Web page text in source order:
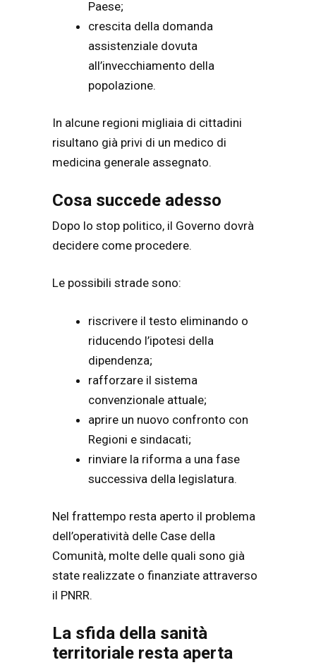
Paese;
crescita della domanda
assistenziale dovuta
all’invecchiamento della
popolazione.
In alcune regioni migliaia di cittadini
risultano già privi di un medico di
medicina generale assegnato.
Cosa succede adesso
Dopo lo stop politico, il Governo dovrà
decidere come procedere.
Le possibili strade sono:
riscrivere il testo eliminando o
riducendo l’ipotesi della
dipendenza;
rafforzare il sistema
convenzionale attuale;
aprire un nuovo confronto con
Regioni e sindacati;
rinviare la riforma a una fase
successiva della legislatura.
Nel frattempo resta aperto il problema
dell’operatività delle Case della
Comunità, molte delle quali sono già
state realizzate o finanziate attraverso
il PNRR.
La sfida della sanità
territoriale resta aperta